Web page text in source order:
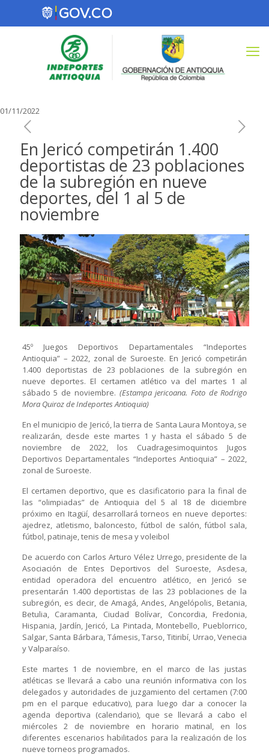
01/11/2022
En Jericó competirán 1.400
deportistas de 23 poblaciones
de la subregión en nueve
deportes, del 1 al 5 de
noviembre
45º Juegos Deportivos Departamentales “Indeportes
Antioquia” – 2022, zonal de Suroeste. En Jericó competirán
1.400 deportistas de 23 poblaciones de la subregión en
nueve deportes. El certamen atlético va del martes 1 al
sábado 5 de noviembre. (Estampa jericoana. Foto de Rodrigo
Mora Quiroz de Indeportes Antioquia)
En el municipio de Jericó, la tierra de Santa Laura Montoya, se
realizarán, desde este martes 1 y hasta el sábado 5 de
noviembre de 2022, los Cuadragesimoquintos Jugos
Deportivos Departamentales “Indeportes Antioquia” – 2022,
zonal de Suroeste.
El certamen deportivo, que es clasificatorio para la final de
las “olimpiadas” de Antioquia del 5 al 18 de diciembre
próximo en Itagüí, desarrollará torneos en nueve deportes:
ajedrez, atletismo, baloncesto, fútbol de salón, fútbol sala,
fútbol, patinaje, tenis de mesa y voleibol
De acuerdo con Carlos Arturo Vélez Urrego, presidente de la
Asociación de Entes Deportivos del Suroeste, Asdesa,
entidad operadora del encuentro atlético, en Jericó se
presentarán 1.400 deportistas de las 23 poblaciones de la
subregión, es decir, de Amagá, Andes, Angelópolis, Betania,
Betulia, Caramanta, Ciudad Bolívar, Concordia, Fredonia,
Hispania, Jardín, Jericó, La Pintada, Montebello, Pueblorrico,
Salgar, Santa Bárbara, Támesis, Tarso, Titiribí, Urrao, Venecia
y Valparaíso.
Este martes 1 de noviembre, en el marco de las justas
atléticas se llevará a cabo una reunión informativa con los
delegados y autoridades de juzgamiento del certamen (7:00
pm en el parque educativo), para luego dar a conocer la
agenda deportiva (calendario), que se llevará a cabo el
miércoles 2 de noviembre en horario matinal, en los
diferentes escenarios habilitados para la realización de los
nueve torneos programados.